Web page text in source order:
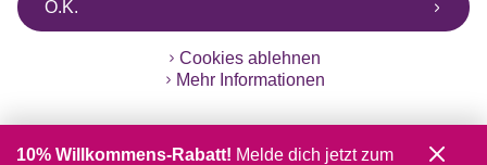
O.K.
Cookies ablehnen
Mehr Informationen
10% Willkommens-Rabatt! Melde dich jetzt zum